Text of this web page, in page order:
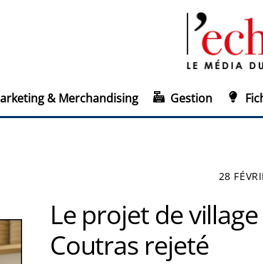
& Merchandising Gestion
28
Le projet de
Coutras rejeté